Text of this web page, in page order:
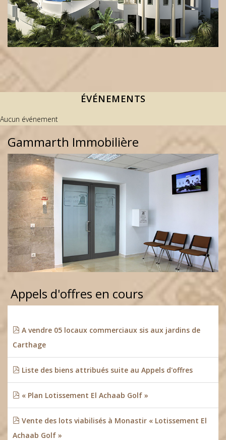
ÉVÉNEMENTS
Aucun événement
Gammarth Immobilière
Appels d'offres en cours
A vendre 05 locaux commerciaux sis aux jardins de
Carthage
Liste des biens attribués suite au Appels d'offres
« Plan Lotissement El Achaab Golf »
Vente des lots viabilisés à Monastir « Lotissement El
Achaab Golf »